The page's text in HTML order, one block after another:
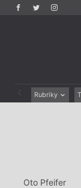
Rubriky
Oto Pfeifer